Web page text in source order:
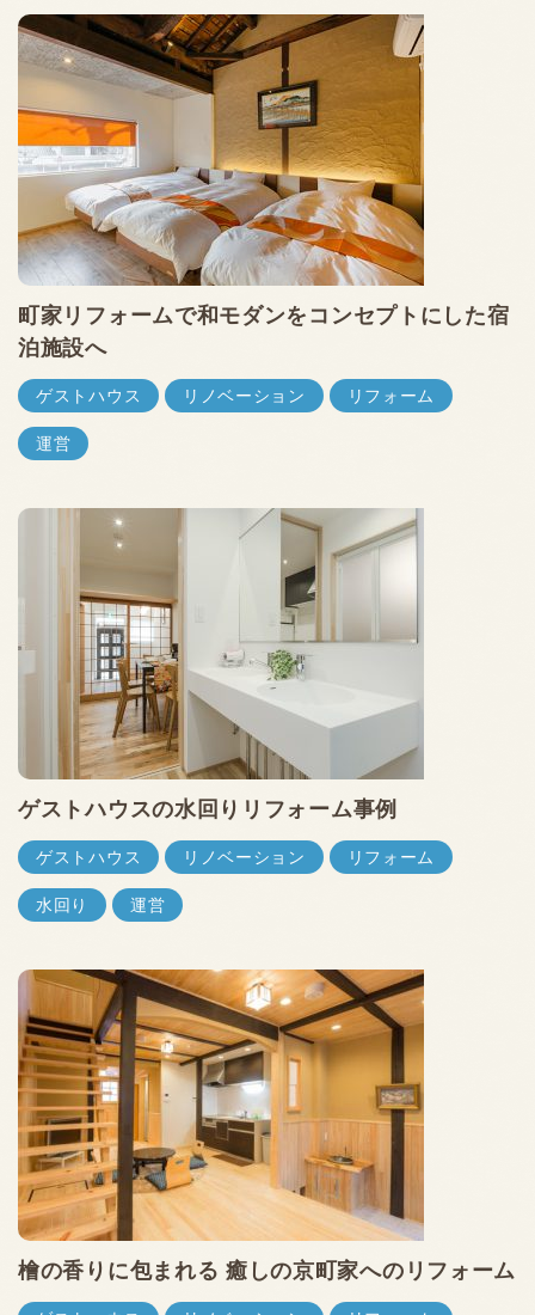
町家リフォームで和モダンをコンセプトにした宿
泊施設へ
ゲストハウス リノベーション リフォーム
運営
ゲストハウスの水回りリフォーム事例
ゲストハウス リノベーション リフォーム
水回り 運営
檜の香りに包まれる 癒しの京町家へのリフォーム